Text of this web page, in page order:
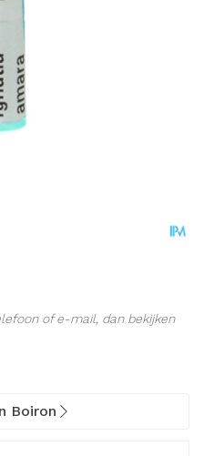
of e-mail, dan bekijken
Boiron